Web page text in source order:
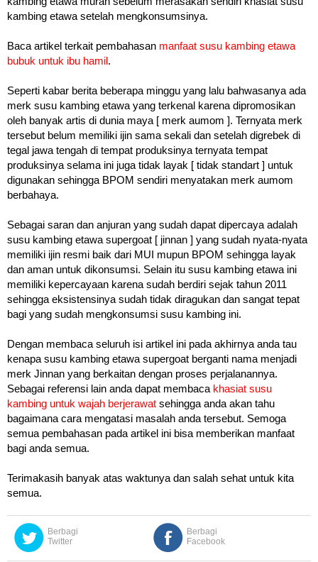
kambing etawa setelah mengkonsumsinya.
Baca artikel terkait pembahasan manfaat susu kambing etawa
bubuk untuk ibu hamil.
Seperti kabar berita beberapa minggu yang lalu bahwasanya ada
merk susu kambing etawa yang terkenal karena dipromosikan
oleh banyak artis di dunia maya [ merk aumom ]. Ternyata merk
tersebut belum memiliki ijin sama sekali dan setelah digrebek di
tegal jawa tengah di tempat produksinya ternyata tempat
produksinya selama ini juga tidak layak [ tidak standart ] untuk
digunakan sehingga BPOM sendiri menyatakan merk aumom
berbahaya.
Sebagai saran dan anjuran yang sudah dapat dipercaya adalah
susu kambing etawa supergoat [ jinnan ] yang sudah nyata-nyata
memiliki ijin resmi baik dari MUI mupun BPOM sehingga layak
dan aman untuk dikonsumsi. Selain itu susu kambing etawa ini
memiliki kepercayaan karena sudah berdiri sejak tahun 2011
sehingga eksistensinya sudah tidak diragukan dan sangat tepat
bagi yang sudah mengkonsumsi susu kambing ini.
Dengan membaca seluruh isi artikel ini pada akhirnya anda tau
kenapa susu kambing etawa supergoat berganti nama menjadi
merk Jinnan yang berkaitan dengan proses perjalanannya.
Sebagai referensi lain anda dapat membaca khasiat susu
kambing untuk wajah berjerawat sehingga anda akan tahu
bagaimana cara mengatasi masalah anda tersebut. Semoga
semua pembahasan pada artikel ini bisa memberikan manfaat
bagi anda semua.
Terimakasih banyak atas waktunya dan salah sehat untuk kita
semua.
Berbagi
Facebook
Berbagi
Twitter